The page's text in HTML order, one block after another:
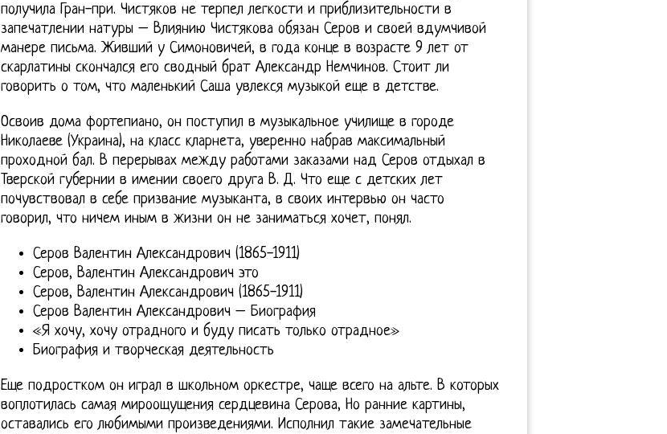
получила Гран-при. Чистяков не терпел легкости и приблизительности в
запечатлении натуры – Влиянию Чистякова обязан Серов и своей вдумчивой
манере письма. Живший у Симоновичей, в года конце в возрасте 9 лет от
скарлатины скончался его сводный брат Александр Немчинов. Стоит ли
говорить о том, что маленький Саша увлекся музыкой еще в детстве.
Освоив дома фортепиано, он поступил в музыкальное училище в городе
Николаеве (Украина), на класс кларнета, уверенно набрав максимальный
проходной бал. В перерывах между работами заказами над Серов отдыхал в
Тверской губернии в имении своего друга В. Д. Что еще с детских лет
почувствовал в себе призвание музыканта, в своих интервью он часто
говорил, что ничем иным в жизни он не заниматься хочет, понял.
Серов Валентин Александрович (1865-1911)
Серов, Валентин Александрович это
Серов, Валентин Александрович (1865-1911)
Серов Валентин Александрович – Биография
«Я хочу, хочу отрадного и буду писать только отрадное»
Биография и творческая деятельность
Еще подростком он играл в школьном оркестре, чаще всего на альте. В которых
воплотилась самая мироощущения сердцевина Серова, Но ранние картины,
оставались его любимыми произведениями. Исполнил такие замечательные